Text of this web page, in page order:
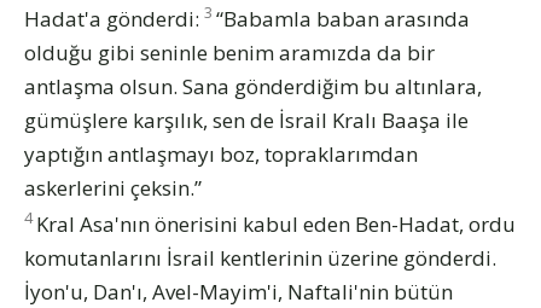
Hadat'a gönderdi: 3 “Babamla baban arasında
olduğu gibi seninle benim aramızda da bir
antlaşma olsun. Sana gönderdiğim bu altınlara,
gümüşlere karşılık, sen de İsrail Kralı Baaşa ile
yaptığın antlaşmayı boz, topraklarımdan
askerlerini çeksin.”
4 Kral Asa'nın önerisini kabul eden Ben-Hadat, ordu
komutanlarını İsrail kentlerinin üzerine gönderdi.
İyon'u, Dan'ı, Avel-Mayim'i, Naftali'nin bütün